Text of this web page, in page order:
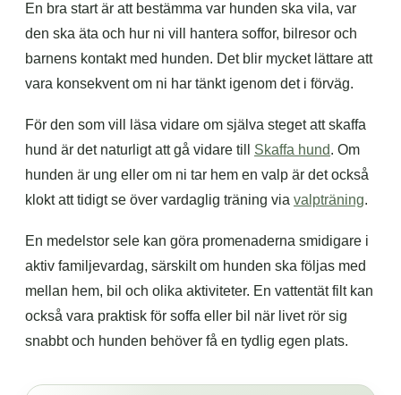
En bra start är att bestämma var hunden ska vila, var
den ska äta och hur ni vill hantera soffor, bilresor och
barnens kontakt med hunden. Det blir mycket lättare att
vara konsekvent om ni har tänkt igenom det i förväg.
För den som vill läsa vidare om själva steget att skaffa
hund är det naturligt att gå vidare till Skaffa hund. Om
hunden är ung eller om ni tar hem en valp är det också
klokt att tidigt se över vardaglig träning via valpträning.
En medelstor sele kan göra promenaderna smidigare i
aktiv familjevardag, särskilt om hunden ska följas med
mellan hem, bil och olika aktiviteter. En vattentät filt kan
också vara praktisk för soffa eller bil när livet rör sig
snabbt och hunden behöver få en tydlig egen plats.